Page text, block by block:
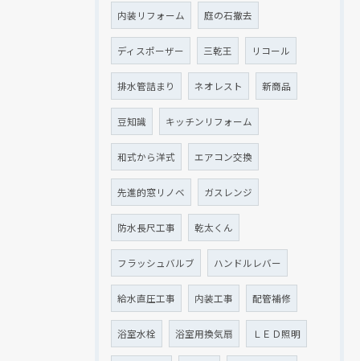
内装リフォーム 庭の石撤去
ディスポーザー 三乾王 リコール
排水管詰まり ネオレスト 新商品
豆知識 キッチンリフォーム
和式から洋式 エアコン交換
先進的窓リノベ ガスレンジ
防水長尺工事 乾太くん
フラッシュバルブ ハンドルレバー
給水直圧工事 内装工事 配管補修
浴室水栓 浴室用換気扇 ＬＥＤ照明